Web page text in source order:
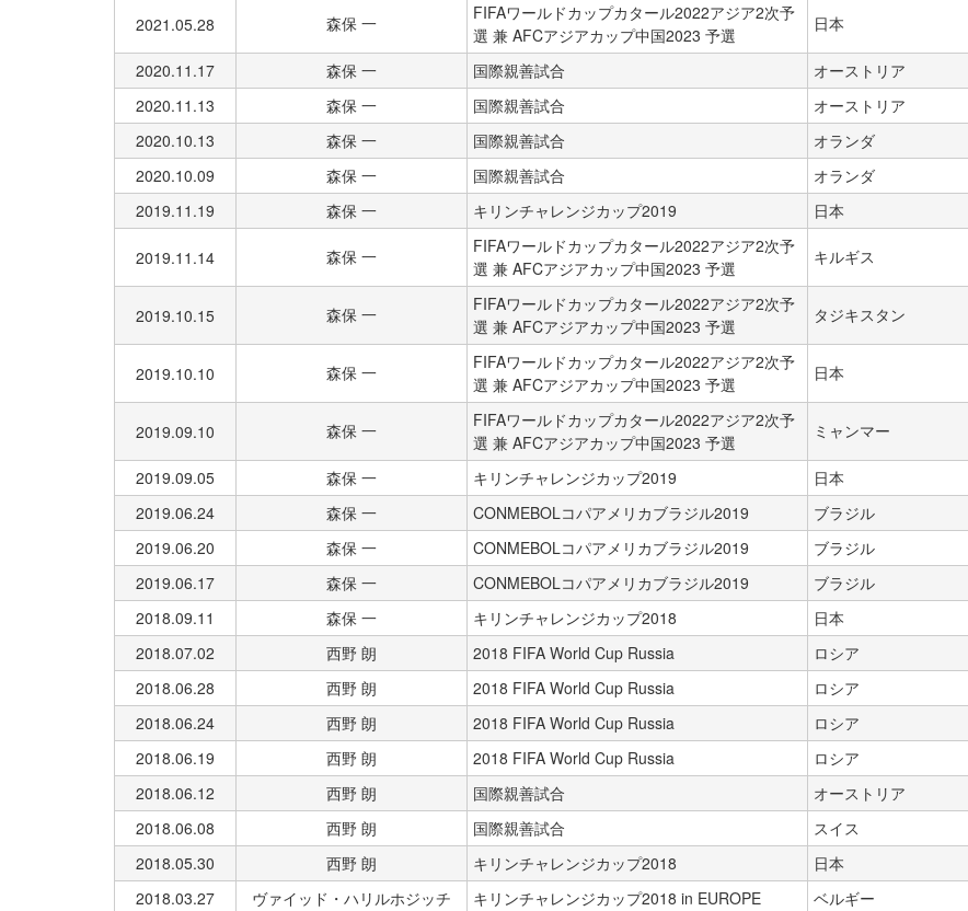
2021.05.28 森保 一
FIFAワールドカップカタール2022アジア2次予
選 兼 AFCアジアカップ中国2023 予選
日本
2020.11.17 森保 一 国際親善試合 オーストリア
2020.11.13
森保 一 国際親善試合 オーストリア
2020.10.13
森保 一 国際親善試合 オランダ
2020.10.09
森保 一 国際親善試合 オランダ
2019.11.19
森保 一 キリンチャレンジカップ2019 日本
2019.11.14 森保 一
FIFAワールドカップカタール2022アジア2次予
選 兼 AFCアジアカップ中国2023 予選
キルギス
2019.10.15 森保 一
FIFAワールドカップカタール2022アジア2次予
選 兼 AFCアジアカップ中国2023 予選
タジキスタン
2019.10.10 森保 一
FIFAワールドカップカタール2022アジア2次予
選 兼 AFCアジアカップ中国2023 予選
日本
2019.09.10 森保 一
FIFAワールドカップカタール2022アジア2次予
選 兼 AFCアジアカップ中国2023 予選
ミャンマー
2019.09.05 森保 一 キリンチャレンジカップ2019 日本
2019.06.24
森保 一 CONMEBOLコパアメリカブラジル2019 ブラジル
2019.06.20
森保 一 CONMEBOLコパアメリカブラジル2019 ブラジル
2019.06.17
森保 一 CONMEBOLコパアメリカブラジル2019 ブラジル
2018.09.11
森保 一 キリンチャレンジカップ2018 日本
2018.07.02
西野 朗 2018 FIFA World Cup Russia ロシア
2018.06.28
西野 朗 2018 FIFA World Cup Russia ロシア
2018.06.24
西野 朗 2018 FIFA World Cup Russia ロシア
2018.06.19
西野 朗 2018 FIFA World Cup Russia ロシア
2018.06.12
西野 朗 国際親善試合 オーストリア
2018.06.08
西野 朗 国際親善試合 スイス
2018.05.30
西野 朗 キリンチャレンジカップ2018 日本
2018.03.27
ヴァイッド・ハリルホジッチ キリンチャレンジカップ2018 in EUROPE ベルギー